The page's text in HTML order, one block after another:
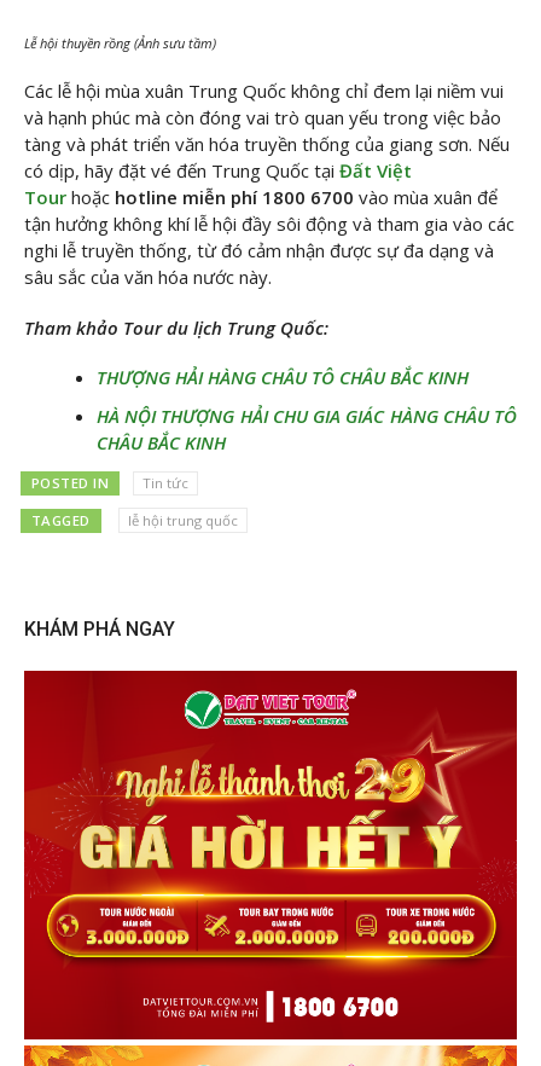
Lễ hội thuyền rồng (Ảnh sưu tầm)
Các lễ hội mùa xuân Trung Quốc không chỉ đem lại niềm vui
và hạnh phúc mà còn đóng vai trò quan yếu trong việc bảo
tàng và phát triển văn hóa truyền thống của giang sơn. Nếu
có dịp, hãy đặt vé đến Trung Quốc tại Đất Việt
Tour hoặc hotline miễn phí 1800 6700 vào mùa xuân để
tận hưởng không khí lễ hội đầy sôi động và tham gia vào các
nghi lễ truyền thống, từ đó cảm nhận được sự đa dạng và
sâu sắc của văn hóa nước này.
Tham khảo Tour du lịch Trung Quốc:
THƯỢNG HẢI HÀNG CHÂU TÔ CHÂU BẮC KINH
HÀ NỘI THƯỢNG HẢI CHU GIA GIÁC HÀNG CHÂU TÔ
CHÂU BẮC KINH
POSTED IN Tin tức
TAGGED lễ hội trung quốc
KHÁM PHÁ NGAY